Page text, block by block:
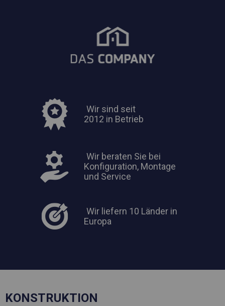
Wir sind seit
2012 in Betrieb
Wir beraten Sie bei
Konfiguration, Montage
und Service
Wir liefern 10 Länder in
Europa
KONSTRUKTION